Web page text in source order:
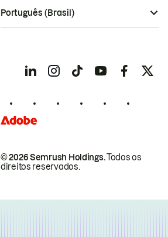
© 2026 Semrush Holdings.Todos os
direitos reservados.
Português (Brasil)